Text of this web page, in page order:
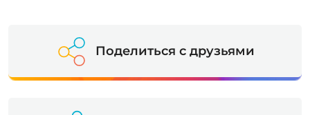
Поделиться с друзьями